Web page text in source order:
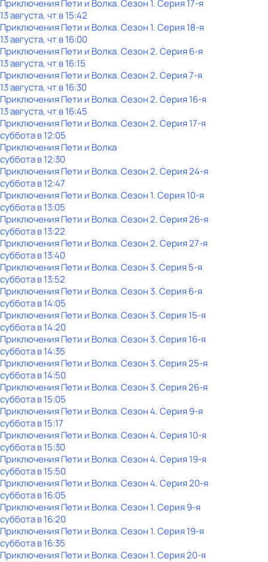
Приключения Пети и Волка. Сезон 1. Серия 17-я
13 августа, чт в 15:42
Приключения Пети и Волка. Сезон 1. Серия 18-я
13 августа, чт в 16:00
Приключения Пети и Волка. Сезон 2. Серия 6-я
13 августа, чт в 16:15
Приключения Пети и Волка. Сезон 2. Серия 7-я
13 августа, чт в 16:30
Приключения Пети и Волка. Сезон 2. Серия 16-я
13 августа, чт в 16:45
Приключения Пети и Волка. Сезон 2. Серия 17-я
субботав12:05
Приключения Пети и Волка
субботав12:30
Приключения Пети и Волка. Сезон 2. Серия 24-я
субботав12:47
Приключения Пети и Волка. Сезон 1. Серия 10-я
субботав13:05
Приключения Пети и Волка. Сезон 2. Серия 26-я
субботав13:22
Приключения Пети и Волка. Сезон 2. Серия 27-я
субботав13:40
Приключения Пети и Волка. Сезон 3. Серия 5-я
субботав13:52
Приключения Пети и Волка. Сезон 3. Серия 6-я
субботав14:05
Приключения Пети и Волка. Сезон 3. Серия 15-я
субботав14:20
Приключения Пети и Волка. Сезон 3. Серия 16-я
субботав14:35
Приключения Пети и Волка. Сезон 3. Серия 25-я
субботав14:50
Приключения Пети и Волка. Сезон 3. Серия 26-я
субботав15:05
Приключения Пети и Волка. Сезон 4. Серия 9-я
субботав15:17
Приключения Пети и Волка. Сезон 4. Серия 10-я
субботав15:30
Приключения Пети и Волка. Сезон 4. Серия 19-я
субботав15:50
Приключения Пети и Волка. Сезон 4. Серия 20-я
субботав16:05
Приключения Пети и Волка. Сезон 1. Серия 9-я
субботав16:20
Приключения Пети и Волка. Сезон 1. Серия 19-я
субботав16:35
Приключения Пети и Волка. Сезон 1. Серия 20-я